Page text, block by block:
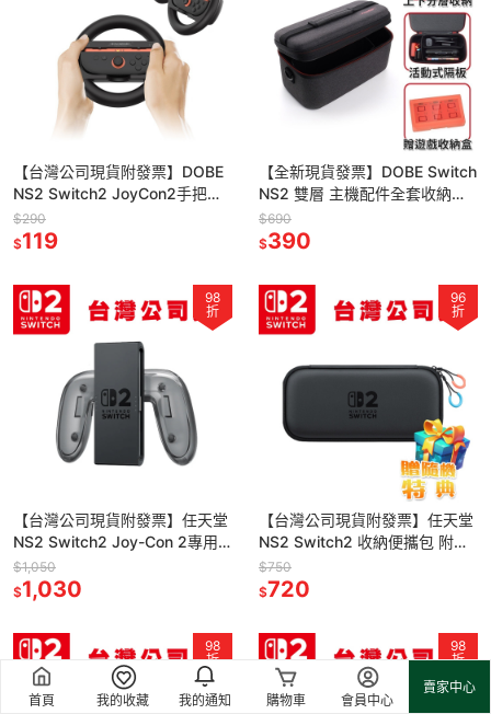
首頁 我的收藏 我的通知 購物車 會員中心
賣家中心
【台灣公司現貨附發票】DOBE
NS2 Switch2 JoyCon2手把專
用 方向盤 2入組 (TNS-3196)
$290
$119
【全新現貨發票】DOBE Switch
NS2 雙層 主機配件全套收納包
(附遊戲收納盒) TNS-3175 子母
包
$690
$390
98
折
【台灣公司現貨附發票】任天堂
NS2 Switch2 Joy-Con 2專用
充電握把 附充電線
$1,050
$1,030
96
折
【台灣公司現貨附發票】任天堂
NS2 Switch2 收納便攜包 附螢
幕保護貼 ●加碼贈隨機特典
$750
$720
98
折
98
折